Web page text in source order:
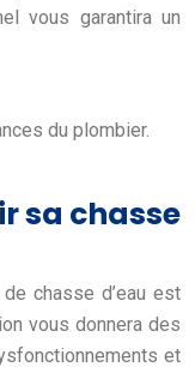
vous garantira un
du plombier.
sa chasse
chasse d’eau est
vous donnera des
et